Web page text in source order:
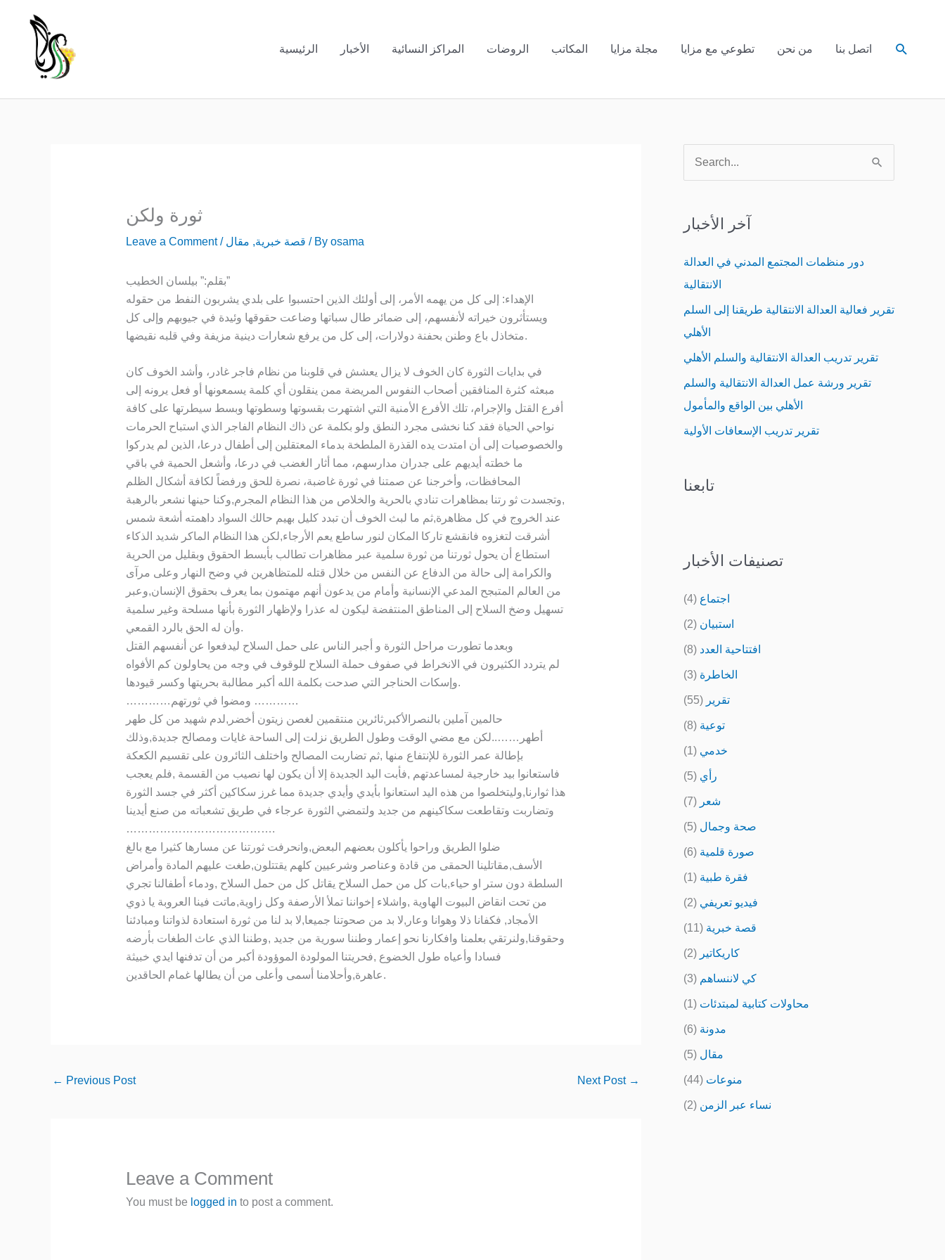
الرئيسية الأخبار المراكز النسائية الروضات المكاتب مجلة مزايا تطوعي مع مزايا من نحن اتصل بنا Search
ثورة ولكن
Leave a Comment / قصة خبرية, مقال / By osama
بقلم:” بيلسان الخطيب”
الإهداء: إلى كل من يهمه الأمر، إلى أولئك الذين احتسبوا على بلدي يشربون النفط من حقوله
ويستأثرون خيراته لأنفسهم، إلى ضمائر طال سباتها وضاعت حقوقها وئيدة في جيوبهم وإلى كل
متخاذل باع وطنن بحفنة دولارات، إلى كل من يرفع شعارات دينية مزيفة وفي قلبه نقيضها.
في بدايات الثورة كان الخوف لا يزال يعشش في قلوبنا من نظام فاجر غادر، وأشد الخوف كان
مبعثه كثرة المنافقين أصحاب النفوس المريضة ممن ينقلون أي كلمة يسمعونها أو فعل يرونه إلى
أفرع القتل والإجرام، تلك الأفرع الأمنية التي اشتهرت بقسوتها وسطوتها وبسط سيطرتها على كافة
نواحي الحياة فقد كنا نخشى مجرد النطق ولو بكلمة عن ذاك النظام الفاجر الذي استباح الحرمات
والخصوصيات إلى أن امتدت يده القذرة الملطخة بدماء المعتقلين إلى أطفال درعا، الذين لم يدركوا
ما خطته أيديهم على جدران مدارسهم، مما أثار الغضب في درعا، وأشعل الحمية في باقي
المحافظات، وأخرجنا عن صمتنا في ثورة غاضبة، نصرة للحق ورفضاً لكافة أشكال الظلم
,وتجسدت ثو رتنا بمظاهرات تنادي بالحرية والخلاص من هذا النظام المجرم,وكنا حينها نشعر بالرهبة
عند الخروج في كل مظاهرة,ثم ما لبث الخوف أن تبدد كليل بهيم حالك السواد داهمته أشعة شمس
أشرقت لتغزوه فانقشع تاركا المكان لنور ساطع يعم الأرجاء,لكن هذا النظام الماكر شديد الذكاء
استطاع أن يحول ثورتنا من ثورة سلمية عبر مظاهرات تطالب بأبسط الحقوق وبقليل من الحرية
والكرامة إلى حالة من الدفاع عن النفس من خلال قتله للمتظاهرين في وضح النهار وعلى مرآى
من العالم المتبجح المدعي الإنسانية وأمام من يدعون أنهم مهتمون بما يعرف بحقوق الإنسان,وعبر
تسهيل وضخ السلاح إلى المناطق المنتفضة ليكون له عذرا ولإظهار الثورة بأنها مسلحة وغير سلمية
وأن له الحق بالرد القمعي.
وبعدما تطورت مراحل الثورة و أجبر الناس على حمل السلاح ليدفعوا عن أنفسهم القتل
لم يتردد الكثيرون في الانخراط في صفوف حملة السلاح للوقوف في وجه من يحاولون كم الأفواه
وإسكات الحناجر التي صدحت بكلمة الله أكبر مطالبة بحريتها وكسر قيودها.
…………ومضوا في ثورتهم …………
حالمين آملين بالنصرالأكبر,ثائرين منتقمين لغصن زيتون أخضر,لدم شهيد من كل طهر
أطهر……..لكن مع مضي الوقت وطول الطريق نزلت إلى الساحة غايات ومصالح جديدة,وذلك
بإطالة عمر الثورة للإنتفاع منها ,ثم تضاربت المصالح واختلف الثائرون على تقسيم الكعكة
فاستعانوا بيد خارجية لمساعدتهم ,فأبت اليد الجديدة إلا أن يكون لها نصيب من القسمة ,فلم يعجب
هذا ثوارنا,وليتخلصوا من هذه اليد استعانوا بأيدي وأيدي جديدة مما غرز سكاكين أكثر في جسد الثورة
وتضاربت وتقاطعت سكاكينهم من جديد ولتمضي الثورة عرجاء في طريق تشعباته من صنع أيدينا
………………………………….
ضلوا الطريق وراحوا يأكلون بعضهم البعض,وانحرفت ثورتنا عن مسارها كثيرا مع بالغ
الأسف,مقاتلينا الحمقى من قادة وعناصر وشرعيين كلهم يقتتلون,طغت عليهم المادة وأمراض
السلطة دون ستر او حياء,بات كل من حمل السلاح يقاتل كل من حمل السلاح ,ودماء أطفالنا تجري
من تحت انقاض البيوت الهاوية ,واشلاء إخواننا تملأ الأرصفة وكل زاوية,ماتت فينا العروبة يا ذوي
الأمجاد, فكفانا ذلا وهوانا وعار,لا بد من صحوتنا جميعا,لا بد لنا من ثورة استعادة لذواتنا ومبادئنا
وحقوقنا,ولنرتقي بعلمنا وافكارنا نحو إعمار وطننا سورية من جديد ,وطننا الذي عاث الطغات بأرضه
فسادا وأعياه طول الخضوع ,فحريتنا المولودة الموؤودة أكبر من أن تدفنها ايدي خبيثة
عاهرة,وأحلامنا أسمى وأعلى من أن يطالها غمام الحاقدين.
← Previous Post Next Post →
Leave a Comment
You must be logged in to post a comment.
r
آخر الأخبار
دور منظمات المجتمع المدني في العدالة
الانتقالية
تقرير فعالية العدالة الانتقالية طريقنا إلى السلم
الأهلي
تقرير تدريب العدالة الانتقالية والسلم الأهلي
تقرير ورشة عمل العدالة الانتقالية والسلم
الأهلي بين الواقع والمأمول
تقرير تدريب الإسعافات الأولية
تابعنا
تصنيفات الأخبار
اجتماع (4)
استبيان (2)
افتتاحية العدد (8)
الخاطرة (3)
تقرير (55)
توعية (8)
خدمي (1)
رأي (5)
شعر (7)
صحة وجمال (5)
صورة قلمية (6)
فقرة طبية (1)
فيديو تعريفي (2)
قصة خبرية (11)
كاريكاتير (2)
كي لاننساهم (3)
محاولات كتابية لمبتدئات (1)
مدونة (6)
مقال (5)
منوعات (44)
نساء عبر الزمن (2)